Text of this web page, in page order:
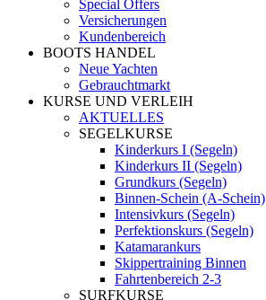
Special Offers
Versicherungen
Kundenbereich
BOOTS HANDEL
Neue Yachten
Gebrauchtmarkt
KURSE UND VERLEIH
AKTUELLES
SEGELKURSE
Kinderkurs I (Segeln)
Kinderkurs II (Segeln)
Grundkurs (Segeln)
Binnen-Schein (A-Schein)
Intensivkurs (Segeln)
Perfektionskurs (Segeln)
Katamarankurs
Skippertraining Binnen
Fahrtenbereich 2-3
SURFKURSE